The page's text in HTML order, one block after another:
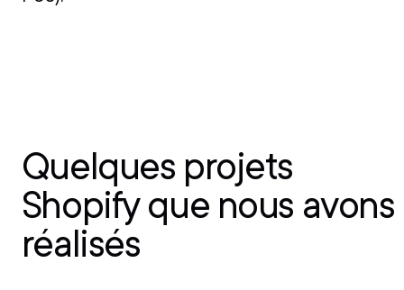
Quelques projets
Shopifyque nous avons
réalisés